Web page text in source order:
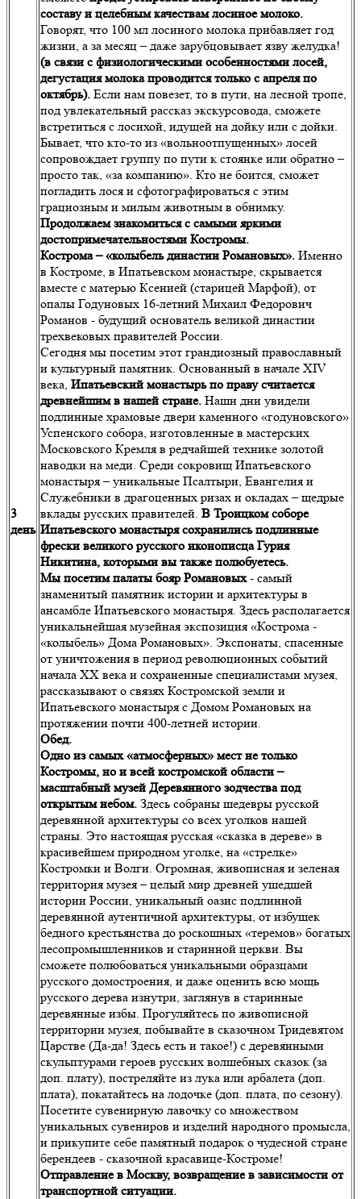
3
день
составу и целебным качествам лосиное молоко.
Говорят, что 100 мл лосиного молока прибавляет год
жизни, а за месяц – даже зарубцовывает язву желудка!
(в связи с физиологическими особенностями лосей,
дегустация молока проводится только с апреля по
октябрь). Если нам повезет, то в пути, на лесной тропе,
под увлекательный рассказ экскурсовода, сможете
встретиться с лосихой, идущей на дойку или с дойки.
Бывает, что кто-то из «вольноотпущенных» лосей
сопровождает группу по пути к стоянке или обратно –
просто так, «за компанию». Кто не боится, сможет
погладить лося и сфотографироваться с этим
грациозным и милым животным в обнимку.
Продолжаем знакомиться с самыми яркими
достопримечательностями Костромы.
Кострома – «колыбель династии Романовых». Именно
в Костроме, в Ипатьевском монастыре, скрывается
вместе с матерью Ксенией (старицей Марфой), от
опалы Годуновых 16-летний Михаил Федорович
Романов - будущий основатель великой династии
трехвековых правителей России.
Сегодня мы посетим этот грандиозный православный
и культурный памятник. Основанный в начале XIV
века, Ипатьевский монастырь по праву считается
древнейшим в нашей стране. Наши дни увидели
подлинные храмовые двери каменного «годуновского»
Успенского собора, изготовленные в мастерских
Московского Кремля в редчайшей технике золотой
наводки на меди. Среди сокровищ Ипатьевского
монастыря – уникальные Псалтыри, Евангелия и
Служебники в драгоценных ризах и окладах – щедрые
вклады русских правителей. В Троицком соборе
Ипатьевского монастыря сохранились подлинные
фрески великого русского иконописца Гурия
Никитина, которыми вы также полюбуетесь.
Мы посетим палаты бояр Романовых- самый
знаменитый памятник истории и архитектуры в
ансамбле Ипатьевского монастыря. Здесь располагается
уникальнейшая музейная экспозиция «Кострома -
«колыбель» Дома Романовых». Экспонаты, спасенные
от уничтожения в период революционных событий
начала XX века и сохраненные специалистами музея,
рассказывают о связях Костромской земли и
Ипатьевского монастыря с Домом Романовых на
протяжении почти 400-летней истории.
Обед.
Одно из самых «атмосферных» мест не только
Костромы, но и всей костромской области –
масштабный музей Деревянного зодчества под
открытым небом. Здесь собраны шедевры русской
деревянной архитектуры со всех уголков нашей
страны. Это настоящая русская «сказка в дереве» в
красивейшем природном уголке, на «стрелке»
Костромки и Волги. Огромная, живописная и зеленая
территория музея – целый мир древней ушедшей
истории России, уникальный оазис подлинной
деревянной аутентичной архитектуры, от избушек
бедного крестьянства до роскошных «теремов» богатых
лесопромышленников и старинной церкви. Вы
сможете полюбоваться уникальными образцами
русского домостроения, и даже оценить всю мощь
русского дерева изнутри, заглянув в старинные
деревянные избы. Прогуляйтесь по живописной
территории музея, побывайте в сказочном Тридевятом
Царстве (Да-да! Здесь есть и такое!) с деревянными
скульптурами героев русских волшебных сказок (за
доп. плату), постреляйте из лука или арбалета (доп.
плата), покатайтесь на лодочке (доп. плата, по сезону).
Посетите сувенирную лавочку со множеством
уникальных сувениров и изделий народного промысла,
и прикупите себе памятный подарок о чудесной стране
берендеев - сказочной красавице-Костроме!
Отправление в Москву, возвращение в зависимости от
транспортной ситуации.